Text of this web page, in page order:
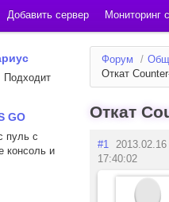
Добавить сервер Мониторинг
Подходит
GO
пуль с
консоль и
Форум /
Откат
Откат
#1 2013.02.16
17:40:02